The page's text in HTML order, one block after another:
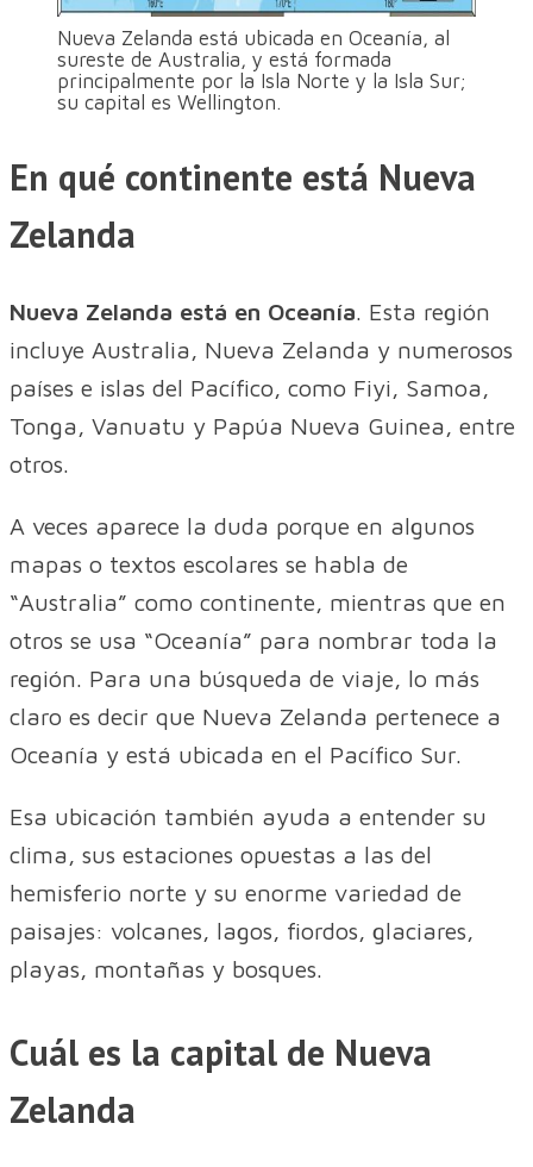
Nueva Zelanda está ubicada en Oceanía, al
sureste de Australia, y está formada
principalmente por la Isla Norte y la Isla Sur;
su capital es Wellington.
En qué continente está Nueva
Zelanda
Nueva Zelanda está en Oceanía. Esta región
incluye Australia, Nueva Zelanda y numerosos
países e islas del Pacífico, como Fiyi, Samoa,
Tonga, Vanuatu y Papúa Nueva Guinea, entre
otros.
A veces aparece la duda porque en algunos
mapas o textos escolares se habla de
“Australia” como continente, mientras que en
otros se usa “Oceanía” para nombrar toda la
región. Para una búsqueda de viaje, lo más
claro es decir que Nueva Zelanda pertenece a
Oceanía y está ubicada en el Pacífico Sur.
Esa ubicación también ayuda a entender su
clima, sus estaciones opuestas a las del
hemisferio norte y su enorme variedad de
paisajes: volcanes, lagos, fiordos, glaciares,
playas, montañas y bosques.
Cuál es la capital de Nueva
Zelanda